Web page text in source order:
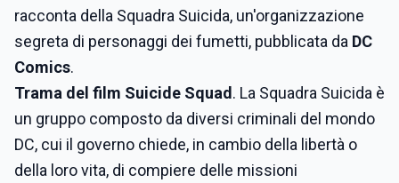
racconta della Squadra Suicida, un'organizzazione
segreta di personaggi dei fumetti, pubblicata da DC
Comics.
Trama del film Suicide Squad . La Squadra Suicida è
un gruppo composto da diversi criminali del mondo
DC, cui il governo chiede, in cambio della libertà o
della loro vita, di compiere delle missioni